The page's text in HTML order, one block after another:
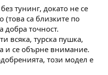
тунинг, докато не се
(това са близките по
добра точност.
всяка, турска пушка,
и се обърне внимание.
този модел е